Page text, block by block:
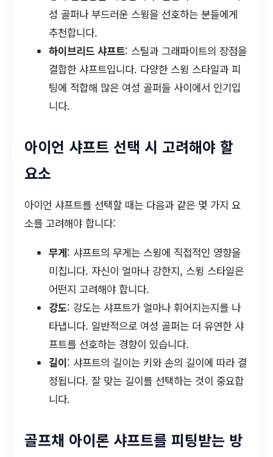
성 골퍼나 부드러운 스윙을 선호하는 분들에게
추천합니다.
하이브리드 샤프트: 스틸과 그래파이트의 장점을
결합한 샤프트입니다. 다양한 스윙 스타일과 피
팅에 적합해 많은 여성 골퍼들 사이에서 인기입
니다.
아이언 샤프트 선택 시 고려해야 할
요소
아이언 샤프트를 선택할 때는 다음과 같은 몇 가지 요
소를 고려해야 합니다:
무게: 샤프트의 무게는 스윙에 직접적인 영향을
미칩니다. 자신이 얼마나 강한지, 스윙 스타일은
어떤지 고려해야 합니다.
강도: 강도는 샤프트가 얼마나 휘어지는지를 나
타냅니다. 일반적으로 여성 골퍼는 더 유연한 샤
프트를 선호하는 경향이 있습니다.
길이: 샤프트의 길이는 키와 손의 길이에 따라 결
정됩니다. 잘 맞는 길이를 선택하는 것이 중요합
니다.
골프채 아이론 샤프트를 피팅받는 방